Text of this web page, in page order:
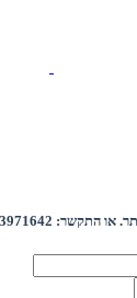
0723971642